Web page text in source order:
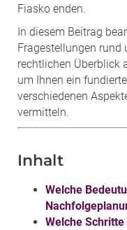
Fiasko enden.
In diesem Beitrag
Fragestellungen rund
rechtlichen Überblick
um Ihnen ein
verschiedenen
vermitteln.
Inhalt
Welche
Welche